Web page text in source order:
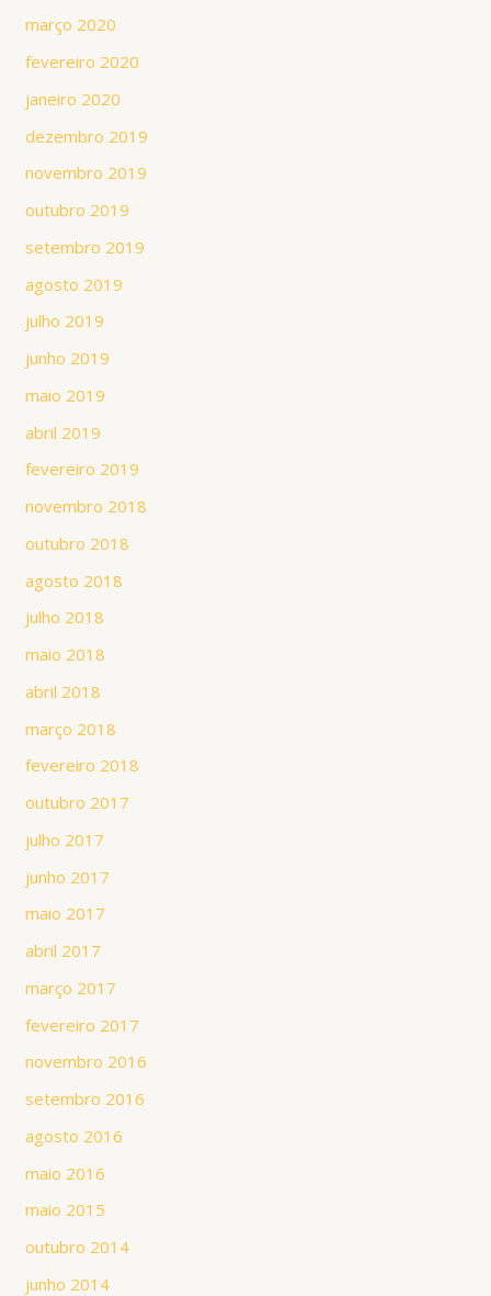
março 2020
fevereiro 2020
janeiro 2020
dezembro 2019
novembro 2019
outubro 2019
setembro 2019
agosto 2019
julho 2019
junho 2019
maio 2019
abril 2019
fevereiro 2019
novembro 2018
outubro 2018
agosto 2018
julho 2018
maio 2018
abril 2018
março 2018
fevereiro 2018
outubro 2017
julho 2017
junho 2017
maio 2017
abril 2017
março 2017
fevereiro 2017
novembro 2016
setembro 2016
agosto 2016
maio 2016
maio 2015
outubro 2014
junho 2014